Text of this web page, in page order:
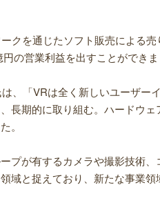
クを通じたソフト販売による
の営業利益を出すことができま
、「VRは全く新しいユーザー
長期的に取り組む。ハードウ
。
プが有するカメラや撮影技術
域と捉えており、新たな事業